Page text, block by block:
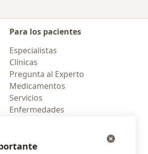
Para los pacientes
Especialistas
Clínicas
Pregunta al Experto
Medicamentos
Servicios
Enfermedades